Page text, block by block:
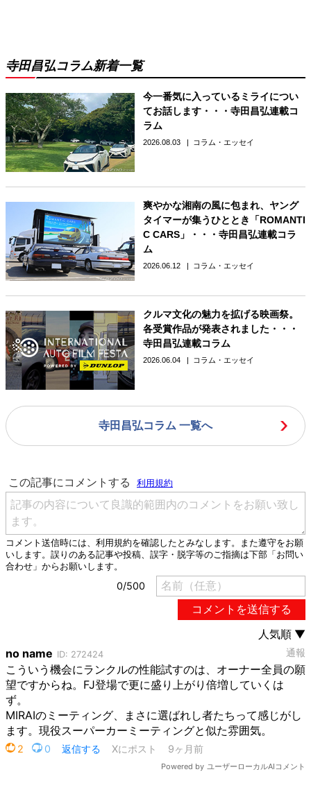
寺田昌弘コラム新着一覧
今一番気に入っているミライについ
てお話します・・・寺田昌弘連載コ
ラム
2026.08.03 コラム・エッセイ
爽やかな湘南の風に包まれ、ヤング
タイマーが集うひととき「ROMANTI
C CARS」・・・寺田昌弘連載コラ
ム
2026.06.12 コラム・エッセイ
クルマ文化の魅力を拡げる映画祭。
各受賞作品が発表されました・・・
寺田昌弘連載コラム
2026.06.04 コラム・エッセイ
寺田昌弘コラム 一覧へ